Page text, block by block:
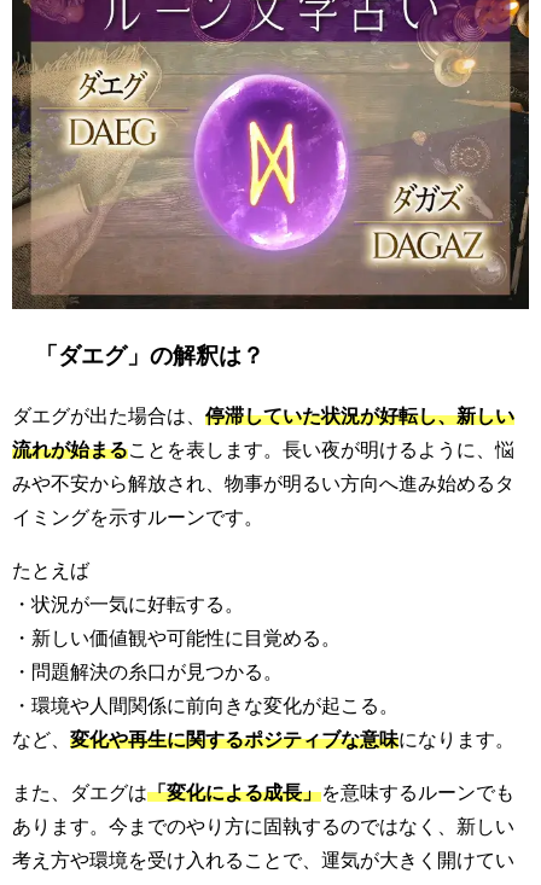
「ダエグ」の解釈は？
ダエグが出た場合は、 停滞していた状況が好転し、新しい
流れが始まる ことを表します。長い夜が明けるように、悩
みや不安から解放され、物事が明るい方向へ進み始めるタ
イミングを示すルーンです。
たとえば
・状況が一気に好転する。
・新しい価値観や可能性に目覚める。
・問題解決の糸口が見つかる。
・環境や人間関係に前向きな変化が起こる。
など、 変化や再生に関するポジティブな意味になります。
また、ダエグは「変化による成長」を意味するルーンでも
あります。今までのやり方に固執するのではなく、新しい
考え方や環境を受け入れることで、運気が大きく開けてい